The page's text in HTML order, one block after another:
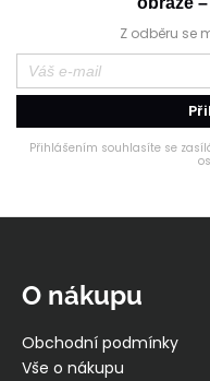
Z odběru se
Přihlášením souhlasíte se
O nákupu
Obchodní podmínky
Vše o nákupu